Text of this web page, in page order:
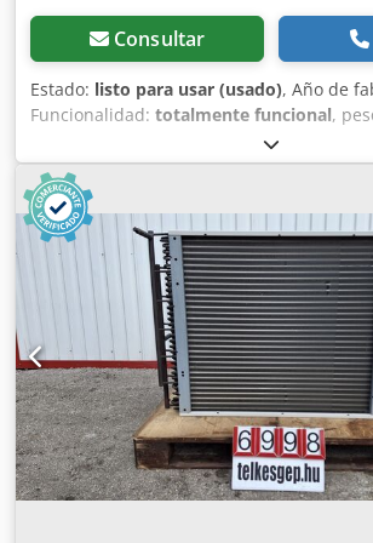
Consultar
Estado: listo para usar (usado), Año de
Funcionalidad: totalmente funcional,
, potencia:
potencia continua:80 kW (108,77 CV),
mm, ancho total:
fabricante de motores:MAN , Unidad de
(BHKW) con motor de gas MAN –
vende una unidad de cogeneración
gas MAN e intercambiador de calor
técnicos: * Fabricante del intercambiador
APROVIS Energy Systems * Año de
Potencia térmica del intercambiador de
Motor: motor de gas MAN * Diseño
Ideal para la generación de energía y
es adecuada como fuente de piezas de
reacondicionamiento o para su uso
Csdpfeznn Aaex Ap Eeha Estado: se
muestra en las imágenes. Posibilidad de